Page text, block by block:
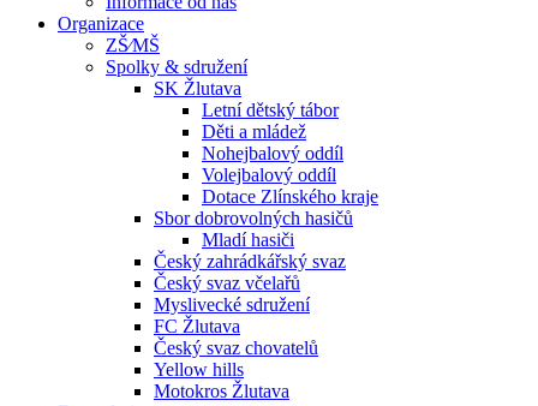
Organizace
ZŠ⁄MŠ
Spolky & sdružení
SK Žlutava
Letní dětský tábor
Děti a mládež
Nohejbalový oddíl
Volejbalový oddíl
Dotace Zlínského kraje
Sbor dobrovolných hasičů
Mladí hasiči
Český zahrádkářský svaz
Český svaz včelařů
Myslivecké sdružení
FC Žlutava
Český svaz chovatelů
Yellow hills
Motokros Žlutava